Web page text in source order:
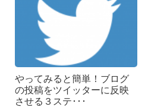
やってみると簡単！ブログ
の投稿をツイッターに反映
させる３ステ･･･